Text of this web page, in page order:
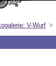
V-Wurf >